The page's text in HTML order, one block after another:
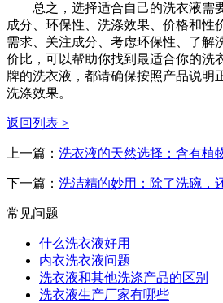
总之，选择适合自己的洗衣液需
成分、环保性、洗涤效果、价格和性
需求、关注成分、考虑环保性、了解
价比，可以帮助你找到最适合你的洗
牌的洗衣液，都请确保按照产品说明
洗涤效果。
返回列表 >
上一篇： 洗衣液的天然选择：含有植
下一篇： 洗洁精的妙用：除了洗碗，
常见问题
什么洗衣液好用
内衣洗衣液问题
洗衣液和其他洗涤产品的区别
洗衣液生产厂家有哪些